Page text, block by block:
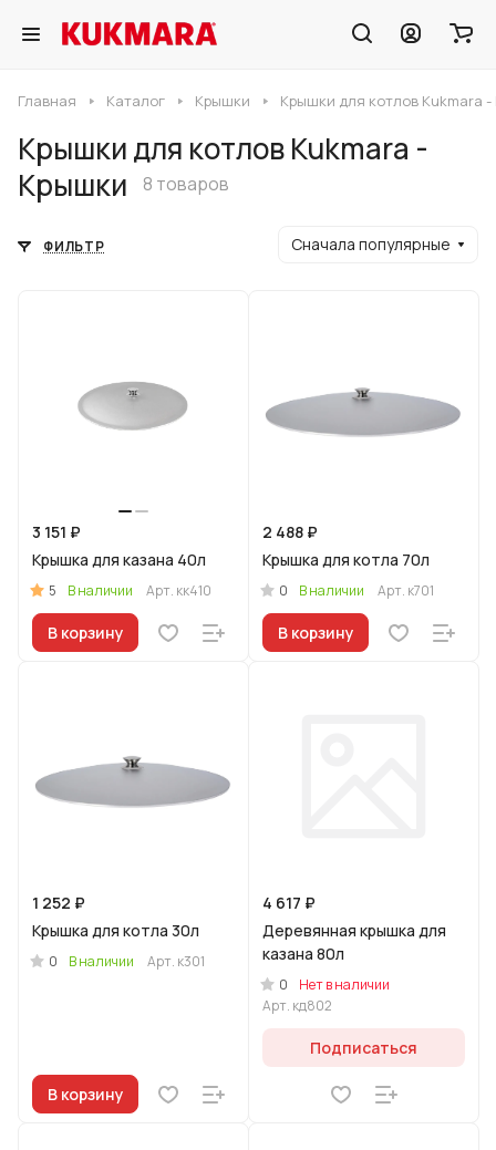
Главная Каталог Крышки Крышки для котлов Kukmara
Крышки для котлов Kukmara -
Крышки
8 товаров
ФИЛЬТР Сначала популярные
3 151 ₽
Крышка для казана 40л
5 В наличии Арт. кк410
В корзину
2 488 ₽
Крышка для котла 70л
0 В наличии Арт. к701
В корзину
1 252 ₽
Крышка для котла 30л
0 В наличии Арт. к301
В корзину
4 617 ₽
Деревянная крышка для
казана 80л
0
Нет в наличии
Арт. кд802
Подписаться